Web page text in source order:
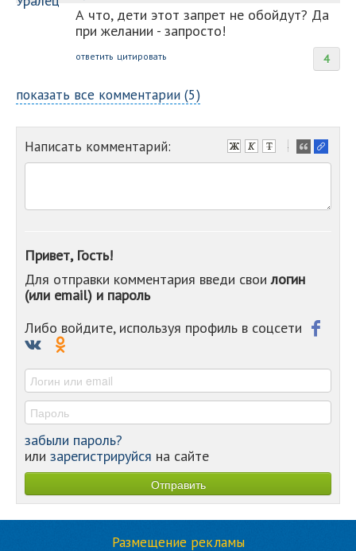
А что, дети этот запрет не обойдут? Да
при желании - запросто!
4
ответить цитировать
показать все комментарии (5)
Написать комментарий:
-
-
-
-
-
Привет, Гость!
Для отправки комментария введи своилогин
(или email) и пароль
Либо войдите, используя профиль в соцсети
забыли пароль?
или зарегистрируйся на сайте
Размещение рекламы